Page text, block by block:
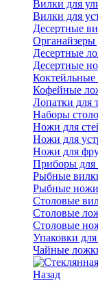
Вилки для
Вилки для
Десертные
Органайзеры
Десертные
Десертные
Кофейные
Лопатки для
Наборы
Ножи для
Ножи для
Ножи для
Приборы для
Рыбные
Рыбные ножи
Столовые
Столовые
Столовые
Упаковки
Чайные
Назад